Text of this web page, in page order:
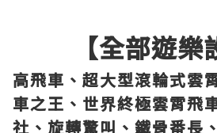
【全部遊樂
高飛車、超大型滾輪式雲
車之王、世界終極雲霄飛
社、旋轉驚叫、鐵骨番長